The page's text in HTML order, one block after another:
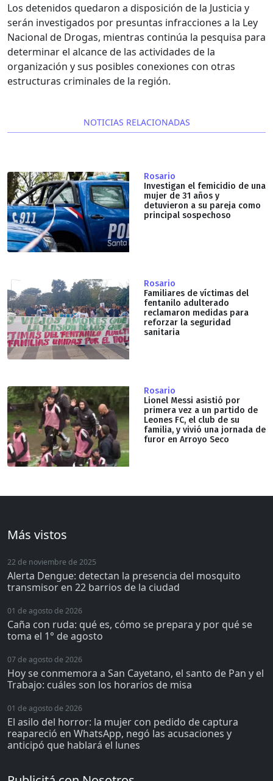
Los detenidos quedaron a disposición de la Justicia y
serán investigados por presuntas infracciones a la Ley
Nacional de Drogas, mientras continúa la pesquisa para
determinar el alcance de las actividades de la
organización y sus posibles conexiones con otras
estructuras criminales de la región.
NOTICIAS RELACIONADAS
Rosario
Investigan el femicidio de una
mujer de 31 años y
detuvieron a su pareja como
principal sospechoso
Rosario
Familiares de víctimas del
fentanilo adulterado
reclamaron medidas para
reforzar la seguridad
sanitaria
Rosario
Lionel Messi asistió por
primera vez a un partido de
Leones FC, el club de su
familia, y vivió una jornada de
furor en Arroyo Seco
Más vistos
22 de noviembre de 2025
Alerta Dengue: detectan la presencia del mosquito
transmisor en 22 barrios de la ciudad
01 de agosto de 2026
Caña con ruda: qué es, cómo se prepara y por qué se
toma el 1° de agosto
07 de agosto de 2026
Hoy se conmemora a San Cayetano, el santo de Pan y el
Trabajo: cuáles son los horarios de misa
01 de agosto de 2026
El asilo del horror: la mujer con pedido de captura
reapareció en WhatsApp, negó las acusaciones y
anticipó que hablará el lunes